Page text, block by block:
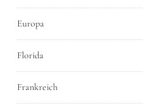
Europa
Florida
Frankreich